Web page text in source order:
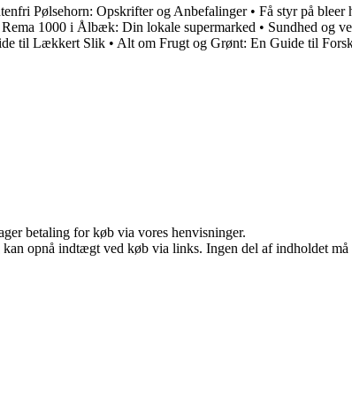
Pølsehorn: Opskrifter og Anbefalinger• Få styr på bleer
Rema 1000 i Ålbæk: Din lokale supermarked • Sundhed og
til Lækkert Slik • Alt om Frugt og Grønt: En Guide til
betaling for køb via vores henvisninger.
opnå indtægt ved køb via links. Ingen del af indholdet må